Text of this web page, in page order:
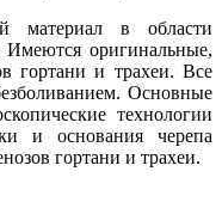
материал в области
Имеются оригинальные,
гортани и трахеи. Все
Основные
технологии
и основания черепа
гортани и трахеи.